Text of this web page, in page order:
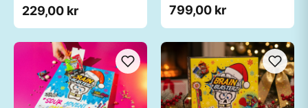
229,00 kr 799,00 kr